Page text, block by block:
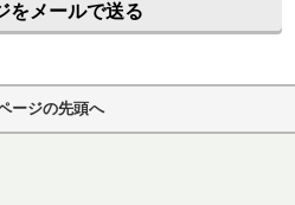
をメールで送る
ージの先頭へ